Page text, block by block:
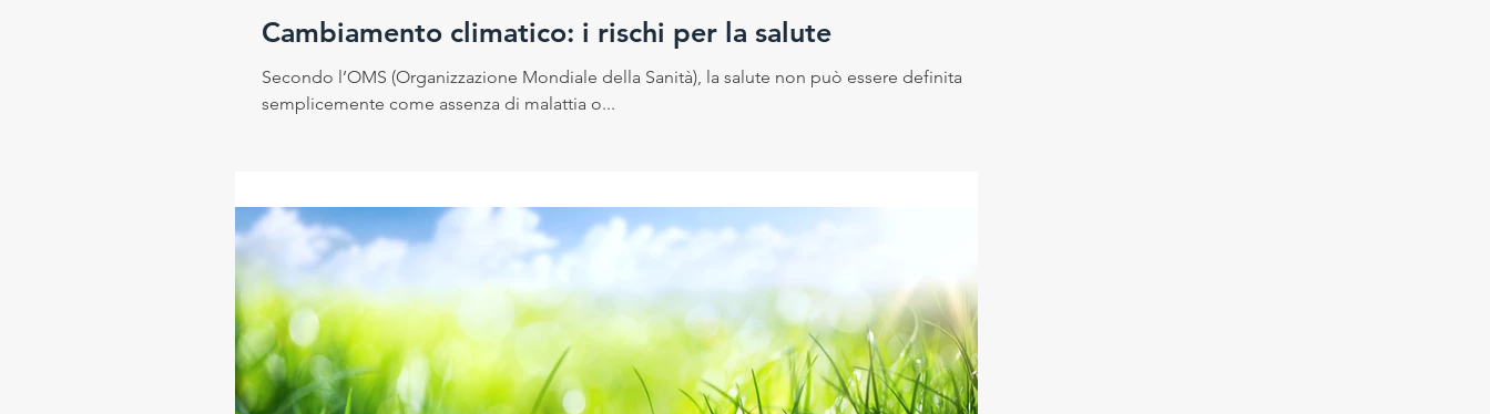
Cambiamento climatico: i rischi per la salute
Secondo l’OMS (Organizzazione Mondiale della Sanità), la salute non può essere definita
semplicemente come assenza di malattia o...